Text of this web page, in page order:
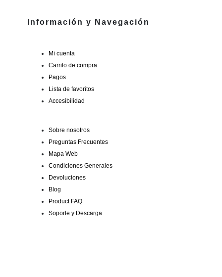
Información y Navegación
Mi cuenta
Carrito de compra
Pagos
Lista de favoritos
Accesibilidad
Sobre nosotros
Preguntas Frecuentes
Mapa Web
Condiciones Generales
Devoluciones
Blog
Product FAQ
Soporte y Descarga